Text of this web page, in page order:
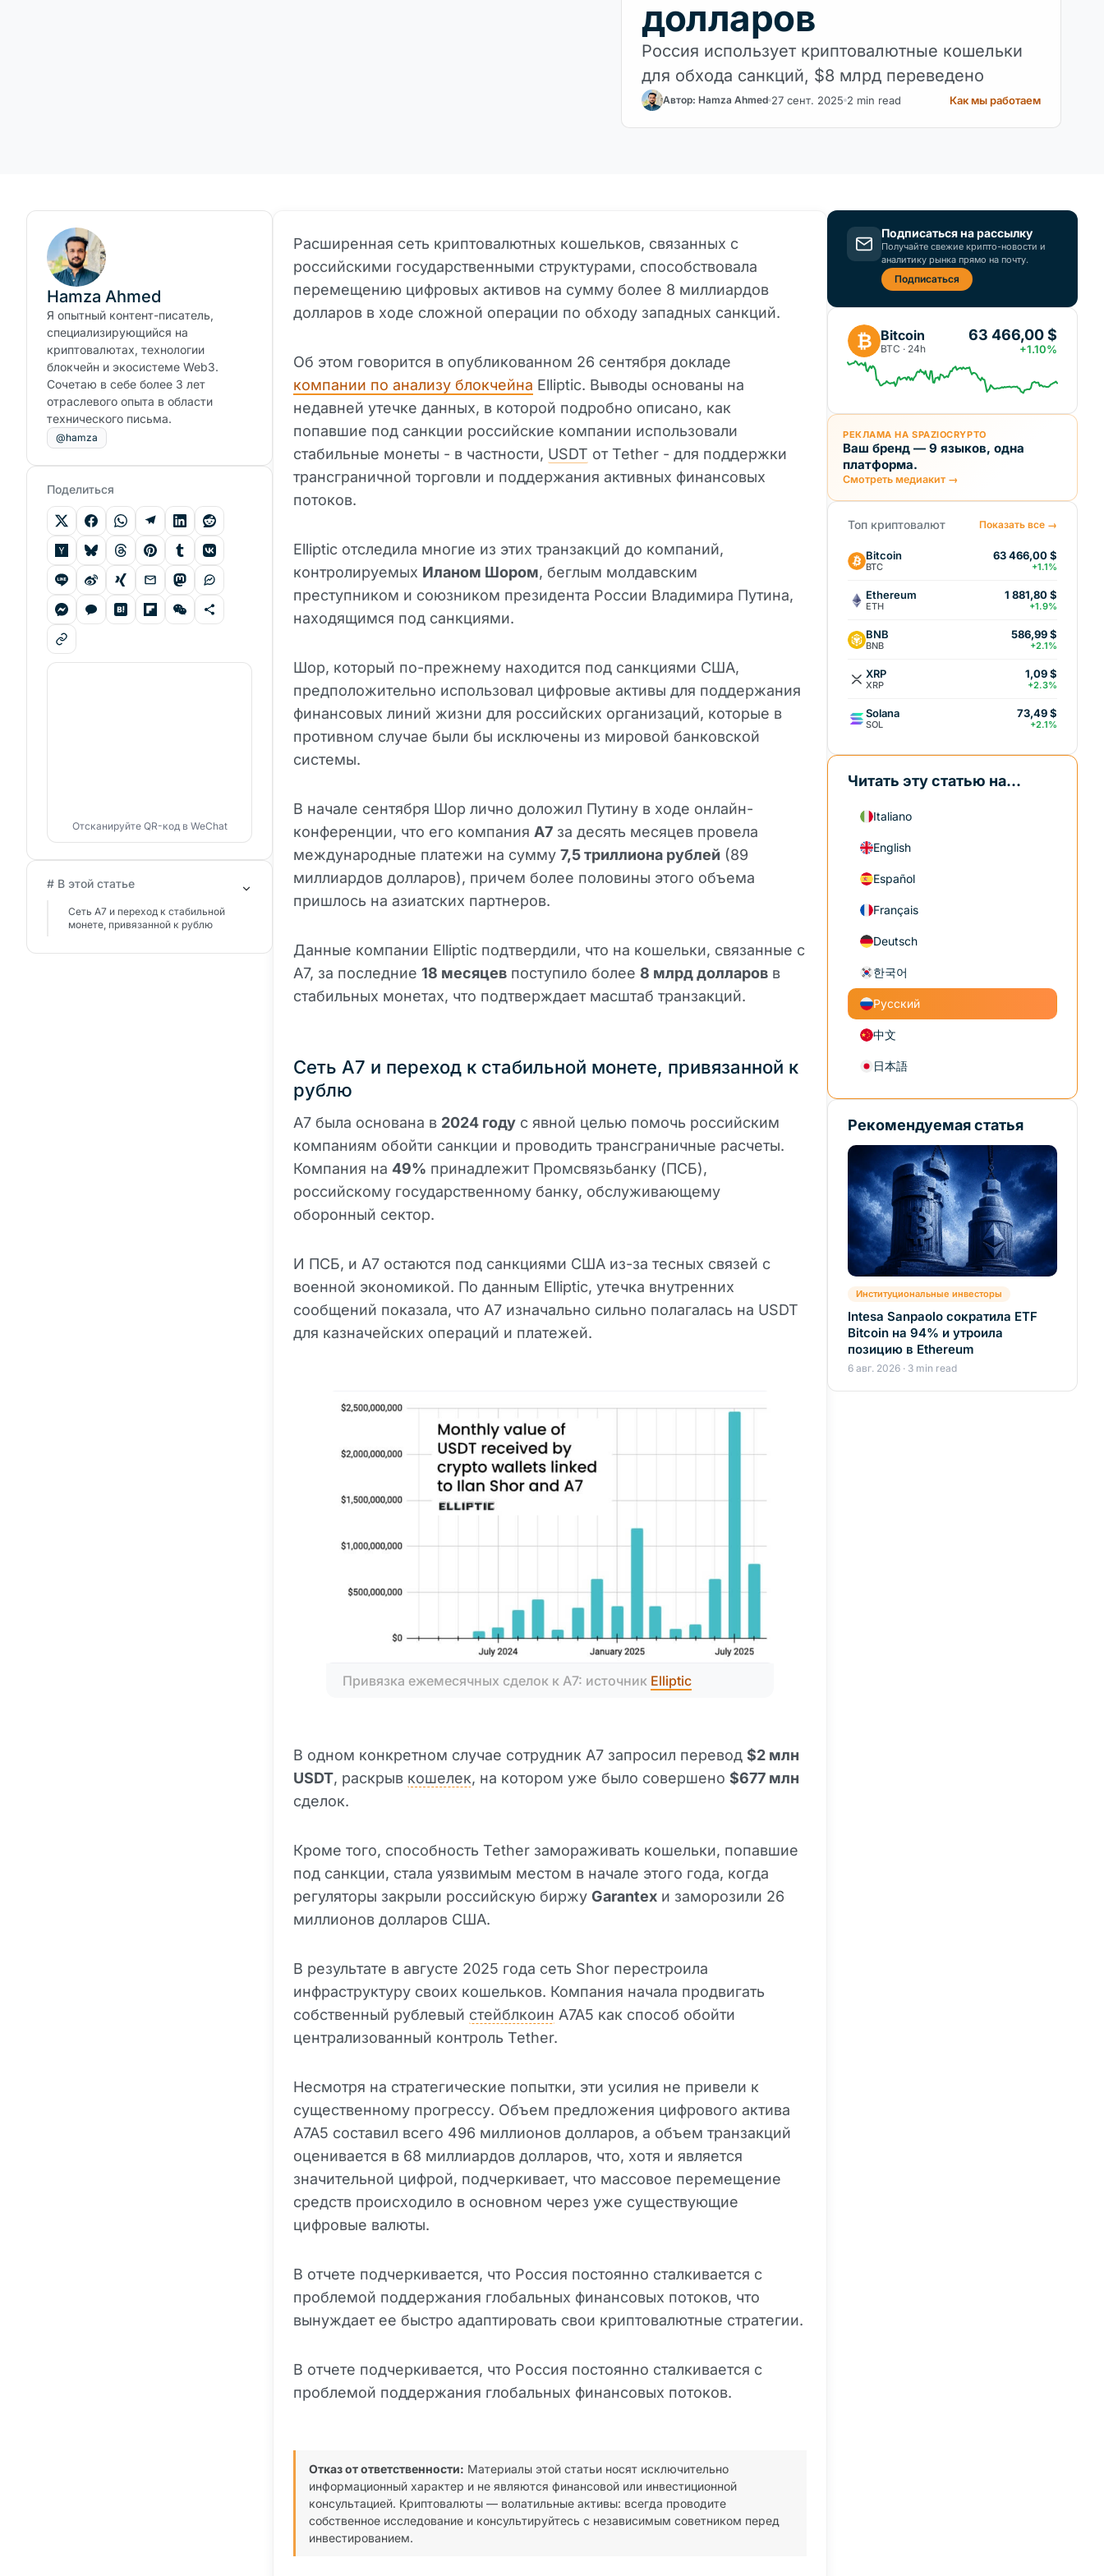
долларов
Россия использует криптовалютные кошельки
для обхода санкций, $8 млрд переведено
Автор: Hamza Ahmed 27 сент. 2025 2 min read Как мы работаем
Расширенная сеть криптовалютных кошельков, связанных с
российскими государственными структурами, способствовала
перемещению цифровых активов на сумму более 8 миллиардов
долларов в ходе сложной операции по обходу западных санкций.
Об этом говорится в опубликованном 26 сентября докладе
компании по анализу блокчейна Elliptic. Выводы основаны на
недавней утечке данных, в которой подробно описано, как
попавшие под санкции российские компании использовали
стабильные монеты - в частности, USDT от Tether - для поддержки
трансграничной торговли и поддержания активных финансовых
потоков.
Elliptic отследила многие из этих транзакций до компаний,
контролируемых Иланом Шором, беглым молдавским
преступником и союзником президента России Владимира Путина,
находящимся под санкциями.
Шор, который по-прежнему находится под санкциями США,
предположительно использовал цифровые активы для поддержания
финансовых линий жизни для российских организаций, которые в
противном случае были бы исключены из мировой банковской
системы.
В начале сентября Шор лично доложил Путину в ходе онлайн-
конференции, что его компания A7 за десять месяцев провела
международные платежи на сумму 7,5 триллиона рублей (89
миллиардов долларов), причем более половины этого объема
пришлось на азиатских партнеров.
Данные компании Elliptic подтвердили, что на кошельки, связанные с
A7, за последние 18 месяцев поступило более 8 млрд долларов в
стабильных монетах, что подтверждает масштаб транзакций.
Сеть A7 и переход к стабильной монете, привязанной к
рублю
A7 была основана в 2024 году с явной целью помочь российским
компаниям обойти санкции и проводить трансграничные расчеты.
Компания на 49% принадлежит Промсвязьбанку (ПСБ),
российскому государственному банку, обслуживающему
оборонный сектор.
И ПСБ, и A7 остаются под санкциями США из-за тесных связей с
военной экономикой. По данным Elliptic, утечка внутренних
сообщений показала, что A7 изначально сильно полагалась на USDT
для казначейских операций и платежей.
Привязка ежемесячных сделок к A7: источник Elliptic
В одном конкретном случае сотрудник A7 запросил перевод $2 млн
USDT, раскрыв кошелек, на котором уже было совершено $677 млн
сделок.
Кроме того, способность Tether замораживать кошельки, попавшие
под санкции, стала уязвимым местом в начале этого года, когда
регуляторы закрыли российскую биржу Garantex и заморозили 26
миллионов долларов США.
В результате в августе 2025 года сеть Shor перестроила
инфраструктуру своих кошельков. Компания начала продвигать
собственный рублевый стейблкоин A7A5 как способ обойти
централизованный контроль Tether.
Несмотря на стратегические попытки, эти усилия не привели к
существенному прогрессу. Объем предложения цифрового актива
A7A5 составил всего 496 миллионов долларов, а объем транзакций
оценивается в 68 миллиардов долларов, что, хотя и является
значительной цифрой, подчеркивает, что массовое перемещение
средств происходило в основном через уже существующие
цифровые валюты.
В отчете подчеркивается, что Россия постоянно сталкивается с
проблемой поддержания глобальных финансовых потоков, что
вынуждает ее быстро адаптировать свои криптовалютные стратегии.
В отчете подчеркивается, что Россия постоянно сталкивается с
проблемой поддержания глобальных финансовых потоков.
Отказ от ответственности: Материалы этой статьи носят исключительно
информационный характер и не являются финансовой или инвестиционной
консультацией. Криптовалюты — волатильные активы: всегда проводите
собственное исследование и консультируйтесь с независимым советником перед
инвестированием.
Hamza Ahmed
Я опытный контент-писатель,
специализирующийся на
криптовалютах, технологии
блокчейн и экосистеме Web3.
Сочетаю в себе более 3 лет
отраслевого опыта в области
технического письма.
@hamza
Поделиться
Отсканируйте QR-код в WeChat
# В этой статье
Сеть A7 и переход к стабильной
монете, привязанной к рублю
Подписаться на рассылку
Получайте свежие крипто-новости и
аналитику рынка прямо на почту.
Подписаться
₿ Bitcoin
BTC · 24h
63 466,00 $
+1.10%
РЕКЛАМА НА SPAZIOCRYPTO
Ваш бренд — 9 языков, одна
платформа.
Смотреть медиакит →
Топ криптовалют Показать все →
Bitcoin
BTC
63 466,00 $
+1.1%
Ethereum
ETH
1 881,80 $
+1.9%
BNB
BNB
586,99 $
+2.1%
XRP
XRP
1,09 $
+2.3%
Solana
SOL
73,49 $
+2.1%
Читать эту статью на...
Italiano
English
Español
Français
Deutsch
한국어
Русский
中文
日本語
Рекомендуемая статья
Институциональные инвесторы
Intesa Sanpaolo сократила ETF
Bitcoin на 94% и утроила
позицию в Ethereum
6 авг. 2026 · 3 min read